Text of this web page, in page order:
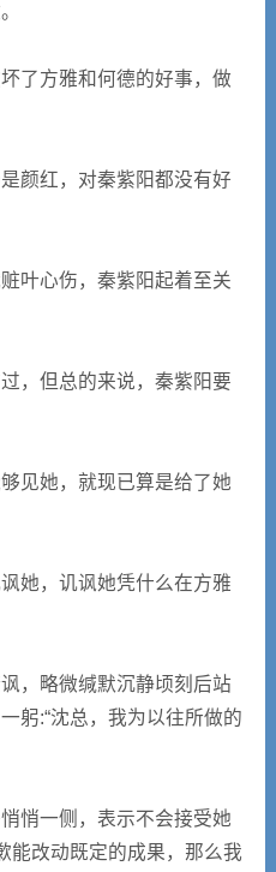
了方雅和何德的好事，做
颜红，对秦紫阳都没有好
叶心伤，秦紫阳起着至关
，但总的来说，秦紫阳要
见她，就现已算是给了她
她，讥讽她凭什么在方雅
，略微缄默沉静顷刻后站
躬:“沈总，我为以往所做的
悄一侧，表示不会接受她
能改动既定的成果，那么我